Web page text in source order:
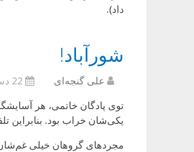
داد).
شورآباد!
علی گنجه‌ای 22 دسامبر 2008
یکی‌شان خراب بود.
مجردهای گروهان خیلی غم‌شان